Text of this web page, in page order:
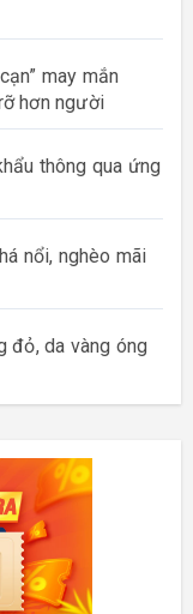
may mắn
hơn người
thông qua ứng
nổi, nghèo mãi
đỏ, da vàng óng